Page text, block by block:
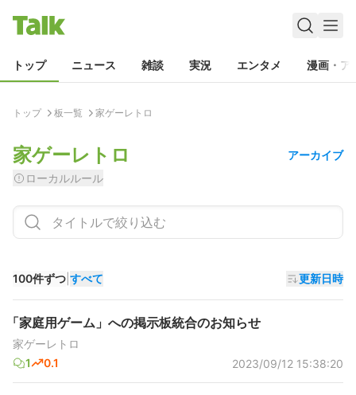
トップ ニュース 雑談 実況 エンタメ 漫画・ア
トップ 板一覧 家ゲーレトロ
家ゲーレトロ
アーカイブ
ローカルルール
100件ずつ すべて 更新日時
「家庭用ゲーム」への掲示板統合のお知らせ
家ゲーレトロ
1
0.1 2023/09/12 15:38:20